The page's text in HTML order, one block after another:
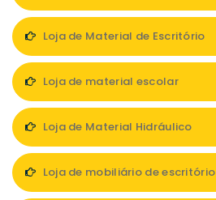
Loja de Material de Escritório
Loja de material escolar
Loja de Material Hidráulico
Loja de mobiliário de escritório